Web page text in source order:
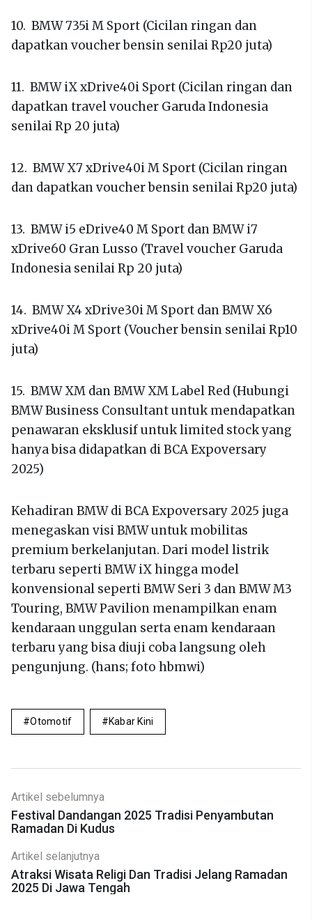
10. BMW 735i M Sport (Cicilan ringan dan
dapatkan voucher bensin senilai Rp20 juta)
11. BMW iX xDrive40i Sport (Cicilan ringan dan
dapatkan travel voucher Garuda Indonesia
senilai Rp 20 juta)
12. BMW X7 xDrive40i M Sport (Cicilan ringan
dan dapatkan voucher bensin senilai Rp20 juta)
13. BMW i5 eDrive40 M Sport dan BMW i7
xDrive60 Gran Lusso (Travel voucher Garuda
Indonesia senilai Rp 20 juta)
14. BMW X4 xDrive30i M Sport dan BMW X6
xDrive40i M Sport (Voucher bensin senilai Rp10
juta)
15. BMW XM dan BMW XM Label Red (Hubungi
BMW Business Consultant untuk mendapatkan
penawaran eksklusif untuk limited stock yang
hanya bisa didapatkan di BCA Expoversary
2025)
Kehadiran BMW di BCA Expoversary 2025 juga
menegaskan visi BMW untuk mobilitas
premium berkelanjutan. Dari model listrik
terbaru seperti BMW iX hingga model
konvensional seperti BMW Seri 3 dan BMW M3
Touring, BMW Pavilion menampilkan enam
kendaraan unggulan serta enam kendaraan
terbaru yang bisa diuji coba langsung oleh
pengunjung. (hans; foto hbmwi)
Otomotif Kabar Kini
Artikel sebelumnya
Festival Dandangan 2025 Tradisi Penyambutan
Ramadan Di Kudus
Artikel selanjutnya
Atraksi Wisata Religi Dan Tradisi Jelang Ramadan
2025 Di Jawa Tengah